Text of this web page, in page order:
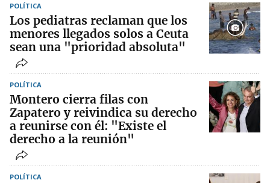
POLÍTICA
Los pediatras reclaman que los
menores llegados solos a Ceuta
sean una "prioridad absoluta"
POLÍTICA
Montero cierra filas con
Zapatero y reivindica su derecho
a reunirse con él: "Existe el
derecho a la reunión"
POLÍTICA